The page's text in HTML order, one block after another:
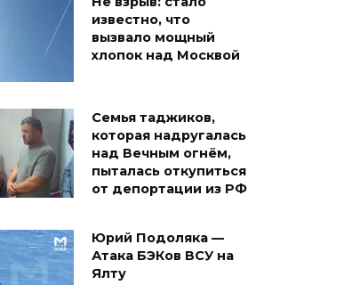
известно, что
вызвало мощный
хлопок над Москвой
Семья таджиков,
которая надругалась
над Вечным огнём,
пыталась откупиться
от депортации из РФ
Юрий Подоляка —
Атака БЭКов ВСУ на
Ялту